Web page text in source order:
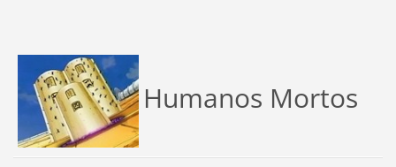
Humanos Mortos